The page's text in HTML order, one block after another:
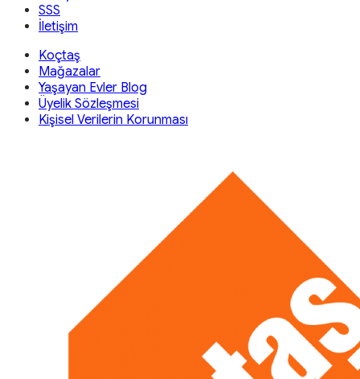
SSS
İletişim
Koçtaş
Mağazalar
Yaşayan Evler Blog
Üyelik Sözleşmesi
Kişisel Verilerin Korunması